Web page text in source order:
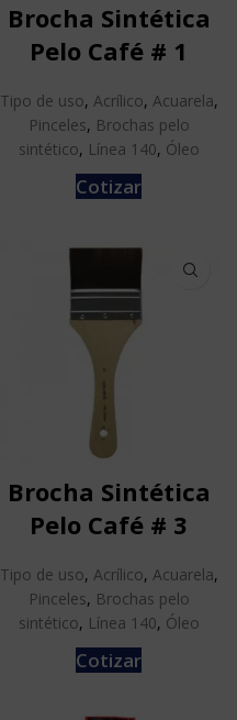
Brocha Sintética
Pelo Café # 1
Tipo de uso, Acrílico, Acuarela,
Pinceles, Brochas pelo
sintético, Línea 140, Óleo
Cotizar
Brocha Sintética
Pelo Café # 3
Tipo de uso, Acrílico, Acuarela,
Pinceles, Brochas pelo
sintético, Línea 140, Óleo
Cotizar